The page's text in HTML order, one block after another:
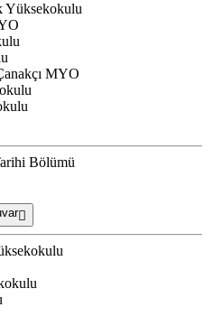
Yüksekokulu
MYO
Bölümü